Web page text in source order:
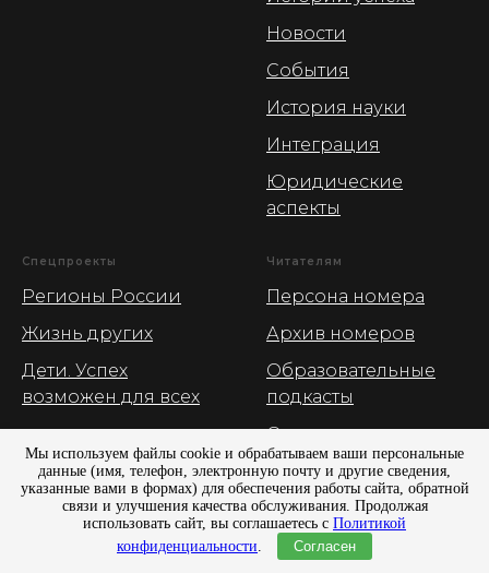
Новости
События
История науки
Интеграция
Юридические
аспекты
Спецпроекты
Регионы России
Жизнь других
Дети. Успех
возможен для всех
Читателям
Персона номера
Архив номеров
Образовательные
подкасты
О журнале
Рекламные
возможности
Мы используем файлы cookie и обрабатываем ваши персональные
данные (имя, телефон, электронную почту и другие сведения,
указанные вами в формах) для обеспечения работы сайта, обратной
связи и улучшения качества обслуживания. Продолжая
использовать сайт, вы соглашаетесь с Политикой
конфиденциальности. Согласен